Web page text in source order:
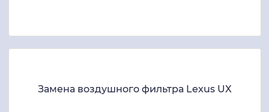
Замена воздушного фильтра Lexus UX